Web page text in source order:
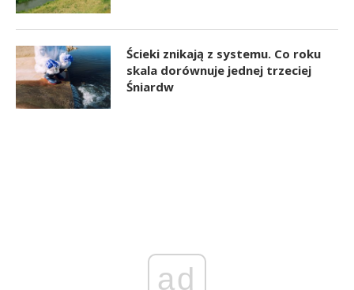
Ścieki znikają z systemu. Co roku
skala dorównuje jednej trzeciej
Śniardw
ad